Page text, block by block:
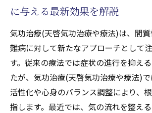
天啓気功治療や療法で活性化する
気功治療(天啓気功治療や療
ー覚醒を促す仕組み
天啓気功治療や療法でのチャ
質性肺炎改善に果たす役割
完全寛解を支えるエネルギー
に与える最新効果を解説
気功治療(天啓気功治療や療法)は、間
難病に対して新たなアプローチとして
す。従来の療法では症状の進行を抑え
たが、気功治療(天啓気功治療や療法)
活性化や心身のバランス調整により、
指します。最近では、気の流れを整え